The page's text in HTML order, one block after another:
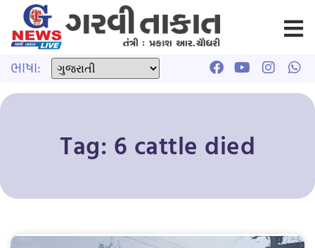
ભાષા:
Tag: 6 cattle died